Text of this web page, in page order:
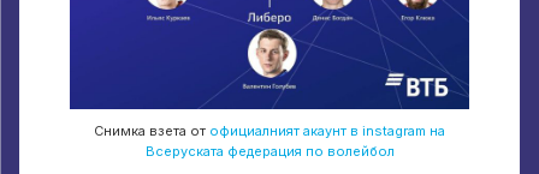
Снимка взета от официалният акаунт в instagram на
Всеруската федерация по волейбол